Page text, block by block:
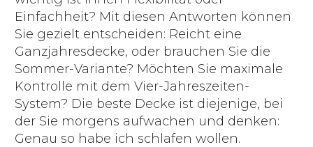
Einfachheit? Mit diesen Antworten können
Sie gezielt entscheiden: Reicht eine
Ganzjahresdecke, oder brauchen Sie die
Sommer-Variante? Möchten Sie maximale
Kontrolle mit dem Vier-Jahreszeiten-
System? Die beste Decke ist diejenige, bei
der Sie morgens aufwachen und denken:
Genau so habe ich schlafen wollen.